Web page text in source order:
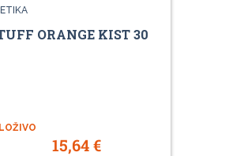
ORANGE KIST 30
15,64€